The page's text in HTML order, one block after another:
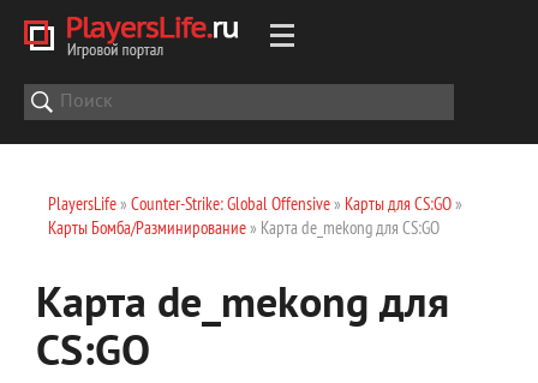
PlayersLife» Counter-Strike: Global Offensive» Карты для CS:GO»
Карты Бомба/Разминирование» Карта de_mekong для CS:GO
Карта de_mekong для
CS:GO